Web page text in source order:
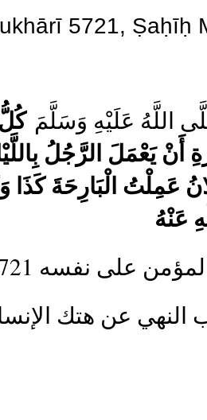
5721, Ṣaḥīḥ
اللَّهُ عَلَيْهِ وَسَلَّمَ
أَنْ يَعْمَلَ الرَّجُلُ
عَمِلْتُ الْبَارِحَةَ كَذَا
عَنْهُ
المؤمن على نفسه